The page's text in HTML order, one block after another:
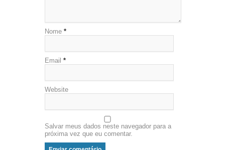
Nome *
Email *
Website
Salvar meus dados neste navegador para a
próxima vez que eu comentar.